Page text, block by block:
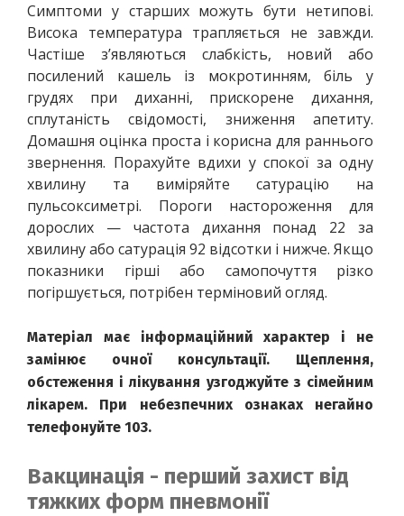
Симптоми у старших можуть бути нетипові.
Висока температура трапляється не завжди.
Частіше з’являються слабкість, новий або
посилений кашель із мокротинням, біль у
грудях при диханні, прискорене дихання,
сплутаність свідомості, зниження апетиту.
Домашня оцінка проста і корисна для раннього
звернення. Порахуйте вдихи у спокої за одну
хвилину та виміряйте сатурацію на
пульсоксиметрі. Пороги настороження для
дорослих — частота дихання понад 22 за
хвилину або сатурація 92 відсотки і нижче. Якщо
показники гірші або самопочуття різко
погіршується, потрібен терміновий огляд.
Матеріал має інформаційний характер і не
замінює очної консультації. Щеплення,
обстеження і лікування узгоджуйте з сімейним
лікарем. При небезпечних ознаках негайно
телефонуйте 103.
Вакцинація - перший захист від
тяжких форм пневмонії